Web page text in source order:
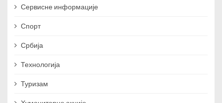
Сервисне информације
Спорт
Србија
Технологија
Туризам